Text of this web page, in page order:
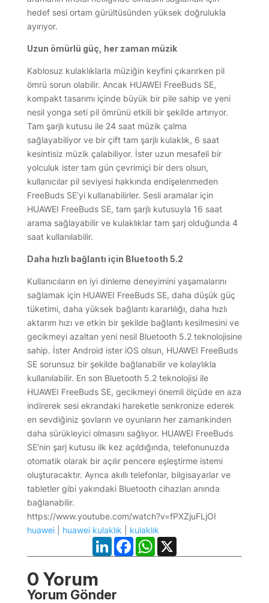
hedef sesi ortam gürültüsünden yüksek doğrulukla
ayırıyor.
Uzun ömürlü güç, her zaman müzik
Kablosuz kulaklıklarla müziğin keyfini çıkarırken pil
ömrü sorun olabilir. Ancak HUAWEI FreeBuds SE,
kompakt tasarımı içinde büyük bir pile sahip ve yeni
nesil yonga seti pil ömrünü etkili bir şekilde artırıyor.
Tam şarjlı kutusu ile 24 saat müzik çalma
sağlayabiliyor ve bir çift tam şarjlı kulaklık, 6 saat
kesintisiz müzik çalabiliyor. İster uzun mesafeli bir
yolculuk ister tam gün çevrimiçi bir ders olsun,
kullanıcılar pil seviyesi hakkında endişelenmeden
FreeBuds SE’yi kullanabilirler. Sesli aramalar için
HUAWEI FreeBuds SE, tam şarjlı kutusuyla 16 saat
arama sağlayabilir ve kulaklıklar tam şarj olduğunda 4
saat kullanılabilir.
Daha hızlı bağlantı için Bluetooth 5.2
Kullanıcıların en iyi dinleme deneyimini yaşamalarını
sağlamak için HUAWEI FreeBuds SE, daha düşük güç
tüketimi, daha yüksek bağlantı kararlılığı, daha hızlı
aktarım hızı ve etkin bir şekilde bağlantı kesilmesini ve
gecikmeyi azaltan yeni nesil Bluetooth 5.2 teknolojisine
sahip. İster Android ister iOS olsun, HUAWEI FreeBuds
SE sorunsuz bir şekilde bağlanabilir ve kolaylıkla
kullanılabilir. En son Bluetooth 5.2 teknolojisi ile
HUAWEI FreeBuds SE, gecikmeyi önemli ölçüde en aza
indirerek sesi ekrandaki hareketle senkronize ederek
en sevdiğiniz şovların ve oyunların her zamankinden
daha sürükleyici olmasını sağlıyor. HUAWEI FreeBuds
SE'nin şarj kutusu ilk kez açıldığında, telefonunuzda
otomatik olarak bir açılır pencere eşleştirme istemi
oluşturacaktır. Ayrıca akıllı telefonlar, bilgisayarlar ve
tabletler gibi yakındaki Bluetooth cihazları anında
bağlanabilir.
https://www.youtube.com/watch?v=fPXZjuFLjOI
huawei| huawei kulaklık
kulaklık
LinkedInFacebookWhatsApp
X
0 Yorum
Yorum Gönder